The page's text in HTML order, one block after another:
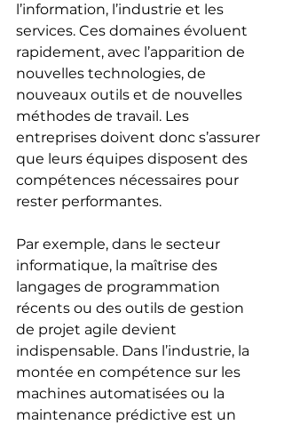
l’information, l’industrie et les
services. Ces domaines évoluent
rapidement, avec l’apparition de
nouvelles technologies, de
nouveaux outils et de nouvelles
méthodes de travail. Les
entreprises doivent donc s’assurer
que leurs équipes disposent des
compétences nécessaires pour
rester performantes.
Par exemple, dans le secteur
informatique, la maîtrise des
langages de programmation
récents ou des outils de gestion
de projet agile devient
indispensable. Dans l’industrie, la
montée en compétence sur les
machines automatisées ou la
maintenance prédictive est un